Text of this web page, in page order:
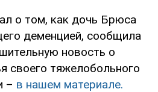
о том, как дочь Брюса
деменцией, сообщила
новость о
своего тяжелобольного
– в нашем материале.